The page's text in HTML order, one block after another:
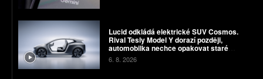
Lucid odkládá elektrické SUV Cosmos.
Rival Tesly Model Y dorazí později,
automobilka nechce opakovat staré
chyby
6. 8. 2026